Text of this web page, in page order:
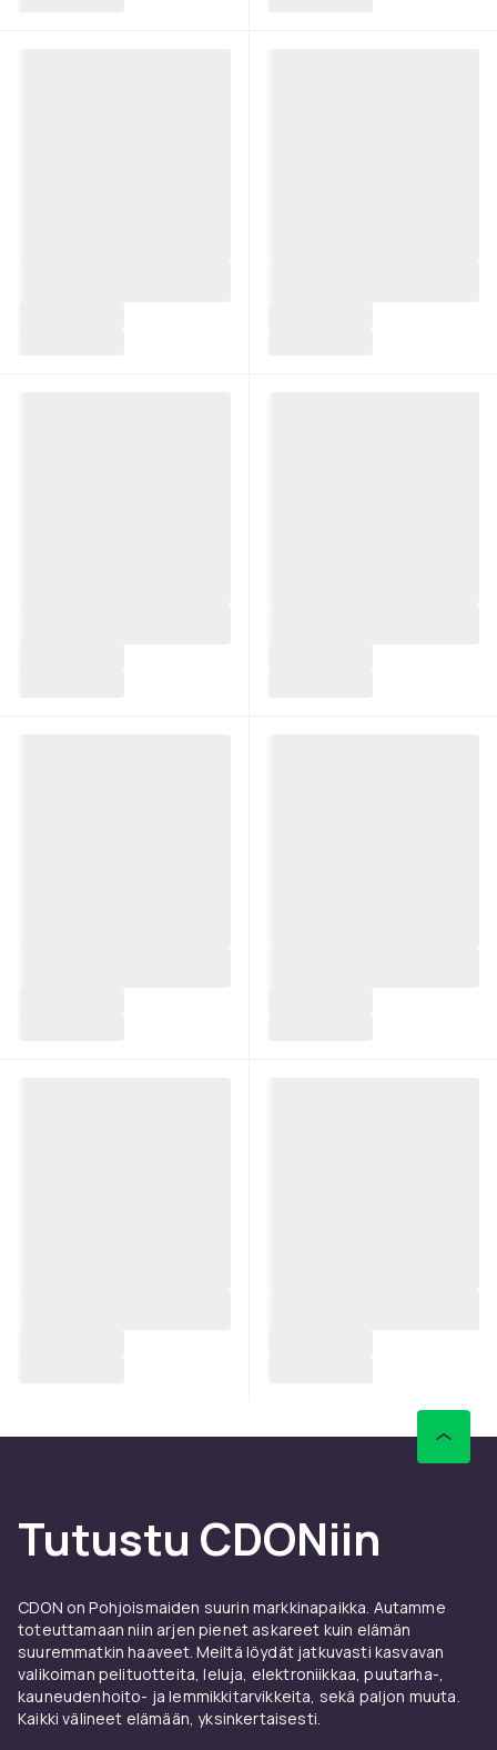
Tutustu CDONiin
CDON on Pohjoismaiden suurin markkinapaikka. Autamme
toteuttamaan niin arjen pienet askareet kuin elämän
suuremmatkin haaveet. Meiltä löydät jatkuvasti kasvavan
valikoiman pelituotteita, leluja, elektroniikkaa, puutarha-,
kauneudenhoito- ja lemmikkitarvikkeita, sekä paljon muuta.
Kaikki välineet elämään, yksinkertaisesti.